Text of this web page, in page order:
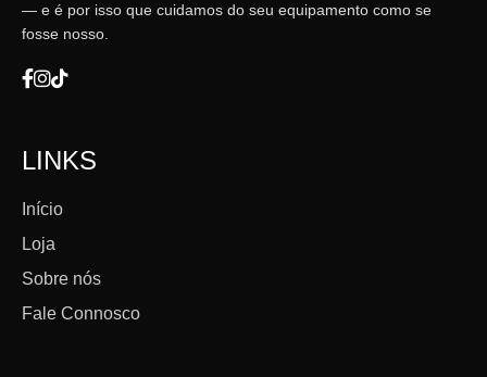
— e é por isso que cuidamos do seu equipamento como se
fosse nosso.
LINKS
Início
Loja
Sobre nós
Fale Connosco